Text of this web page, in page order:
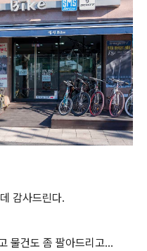
감사드린다.
물건도 좀 팔아드리고...